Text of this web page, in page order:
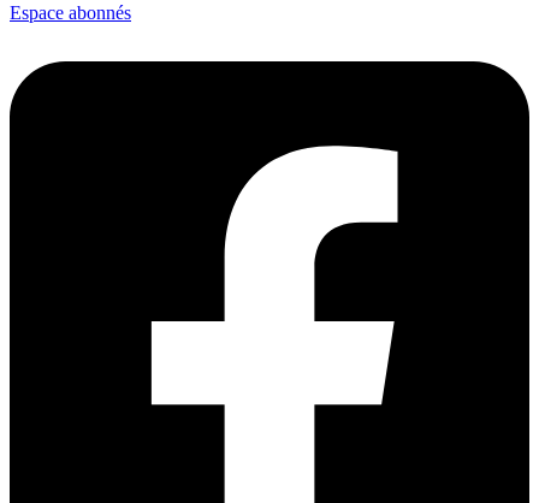
Espace abonnés